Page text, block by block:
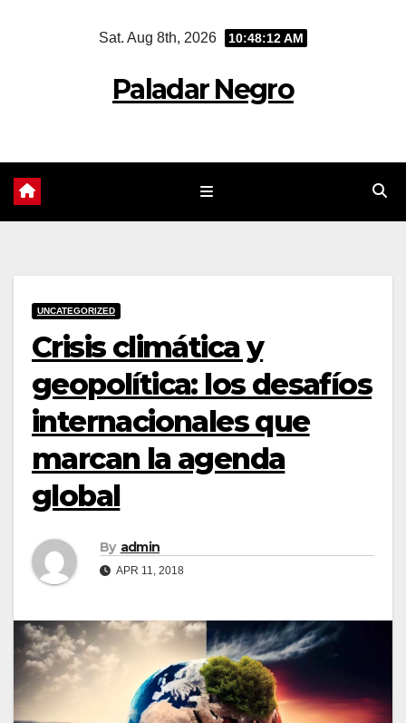
Sat. Aug 8th, 2026 10:48:13 AM
Paladar Negro
UNCATEGORIZED
Crisis climática y
geopolítica: los desafíos
internacionales que
marcan la agenda
global
By admin
APR 11, 2018